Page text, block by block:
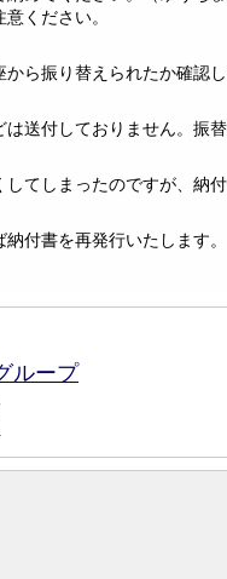
ください。
ら振り替えられたか確認
送付しておりません。振
てしまったのですが、納
付書を再発行いたします。
ループ